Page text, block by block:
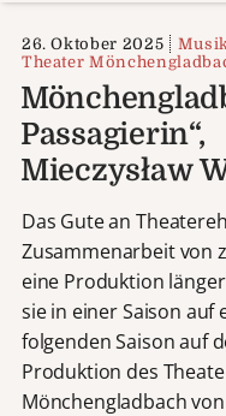
26. Oktober 2025
Theater
Passagierin“,
Mieczysław
Das Gute an
Zusammenarbeit von
eine Produktion
sie in einer Saison auf
folgenden Saison auf
Produktion des
Mönchengladbach von